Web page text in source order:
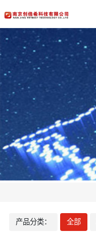
产品分类： 全部